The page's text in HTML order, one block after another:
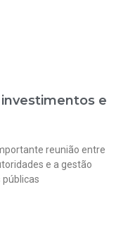
investimentos e
reunião entre
e a gestão